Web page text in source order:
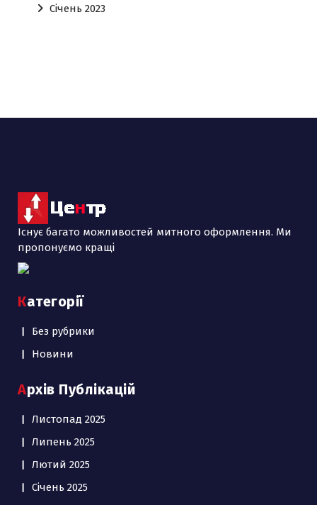
Січень 2023
Існує багато можливостей митного оформлення. Ми
пропонуємо кращі
Категорії
Без рубрики
Новини
Архів Публікацій
Листопад 2025
Липень 2025
Лютий 2025
Січень 2025